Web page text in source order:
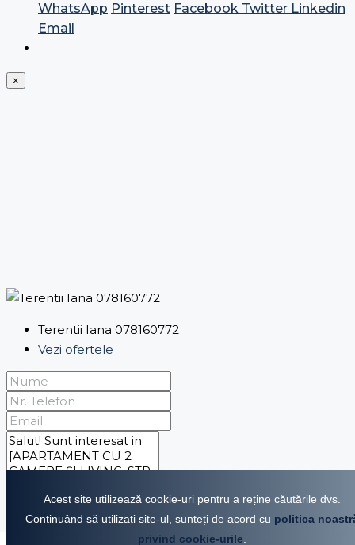
WhatsApp Pinterest Facebook Twitter Linkedin
Email
×
Terentii Iana 078160772
Vezi ofertele
Prin trimiterea acestui formular sunt de acord cu
Acest site utilizează cookie-uri pentru a reține căutările dvs.
Continuând să utilizați site-ul, sunteți de acord cu politica
privind cookie-urile